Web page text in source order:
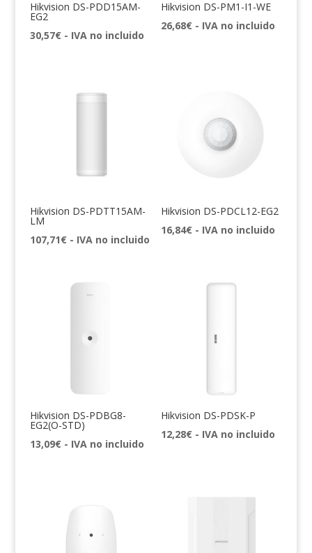
Hikvision DS-PDD15AM-
EG2
30,57€ - IVA no incluido
Hikvision DS-PM1-I1-WE
26,68€ - IVA no incluido
Hikvision DS-PDTT15AM-
LM
107,71€ - IVA no incluido
Hikvision DS-PDCL12-EG2
16,84€ - IVA no incluido
Hikvision DS-PDBG8-
EG2(O-STD)
13,09€ - IVA no incluido
Hikvision DS-PDSK-P
12,28€ - IVA no incluido